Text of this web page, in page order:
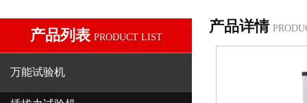
产品列表 PRODUCT LIST
万能试验机
产品详情